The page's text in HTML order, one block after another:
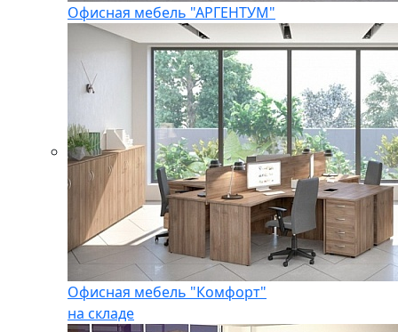
Офисная мебель "АРГЕНТУМ"
Офисная мебель "Комфорт"
на складе